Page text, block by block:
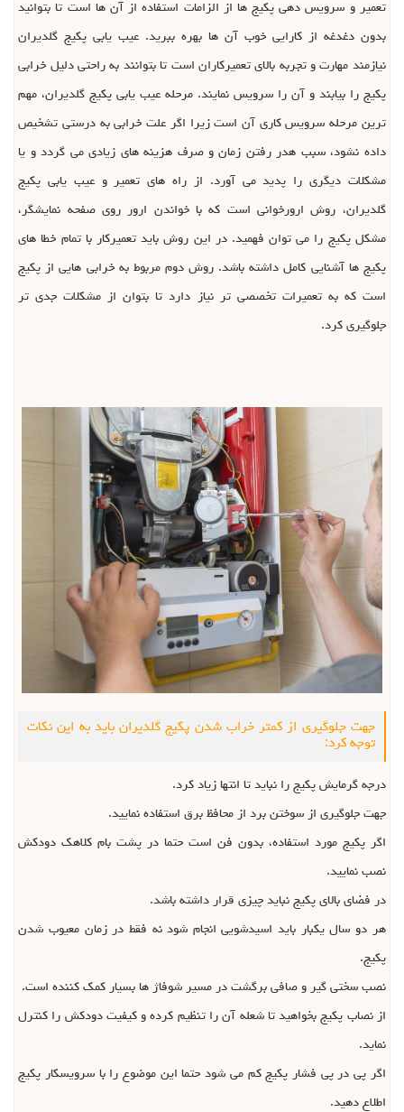
تعمیر و سرویس دهی پکیج ها از الزامات استفاده از آن ها است تا بتوانید
بدون دغدغه از کارایی خوب آن ها بهره ببرید. عیب یابی پکیج گلدیران
نیازمند مهارت و تجربه بالای تعمیرکاران است تا بتوانند به راحتی دلیل خرابی
پکیج را بیابند و آن را سرویس نمایند. مرحله عیب یابی پکیج گلدیران، مهم
ترین مرحله سرویس کاری آن است زیرا اگر علت خرابی به درستی تشخیص
داده نشود، سبب هدر رفتن زمان و صرف هزینه های زیادی می گردد و یا
مشکلات دیگری را پدید می آورد. از راه های تعمیر و عیب یابی پکیج
گلدیران، روش ارورخوانی است که با خواندن ارور روی صفحه نمایشگر،
مشکل پکیج را می توان فهمید. در این روش باید تعمیرکار با تمام خطا های
پکیج ها آشنایی کامل داشته باشد. روش دوم مربوط به خرابی هایی از پکیج
است که به تعمیرات تخصصی تر نیاز دارد تا بتوان از مشکلات جدی تر
جلوگیری کرد.
جهت جلوگیری از کمتر خراب شدن پکیج گلدیران باید به این نکات
توجه کرد:
درجه گرمایش پکیج را نباید تا انتها زیاد کرد.
جهت جلوگیری از سوختن برد از محافظ برق استفاده نمایید.
اگر پکیج مورد استفاده، بدون فن است حتما در پشت بام کلاهک دودکش
نصب نمایید.
در فضای بالای پکیج نباید چیزی قرار داشته باشد.
هر دو سال یکبار باید اسیدشویی انجام شود نه فقط در زمان معیوب شدن
پکیج.
نصب سختی گیر و صافی برگشت در مسیر شوفاژ ها بسیار کمک کننده است.
از نصاب پکیج بخواهید تا شعله آن را تنظیم کرده و کیفیت دودکش را کنترل
نماید.
اگر پی در پی فشار پکیج کم می شود حتما این موضوع را با سرویسکار پکیج
اطلاع دهید.